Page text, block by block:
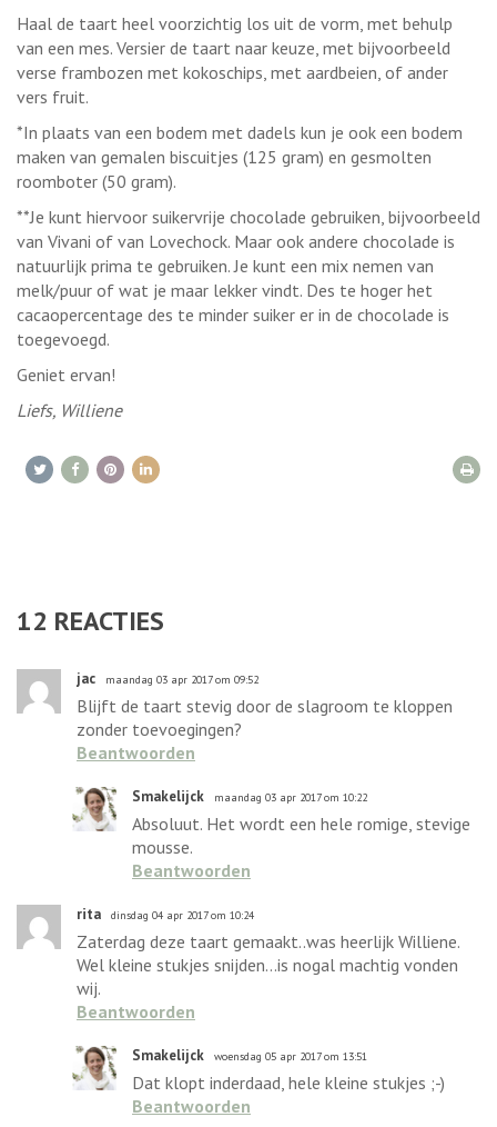
Haal de taart heel voorzichtig los uit de vorm, met behulp
van een mes. Versier de taart naar keuze, met bijvoorbeeld
verse frambozen met kokoschips, met aardbeien, of ander
vers fruit.
*In plaats van een bodem met dadels kun je ook een bodem
maken van gemalen biscuitjes (125 gram) en gesmolten
roomboter (50 gram).
**Je kunt hiervoor suikervrije chocolade gebruiken, bijvoorbeeld
van Vivani of van Lovechock. Maar ook andere chocolade is
natuurlijk prima te gebruiken. Je kunt een mix nemen van
melk/puur of wat je maar lekker vindt. Des te hoger het
cacaopercentage des te minder suiker er in de chocolade is
toegevoegd.
Geniet ervan!
Liefs, Williene
12 REACTIES
jac maandag 03 apr 2017 om 09:52
Blijft de taart stevig door de slagroom te kloppen
zonder toevoegingen?
Beantwoorden
Smakelijck maandag 03 apr 2017 om 10:22
Absoluut. Het wordt een hele romige, stevige
mousse.
Beantwoorden
rita dinsdag 04 apr 2017 om 10:24
Zaterdag deze taart gemaakt..was heerlijk Williene.
Wel kleine stukjes snijden...is nogal machtig vonden
wij.
Beantwoorden
Smakelijck woensdag 05 apr 2017 om 13:51
Dat klopt inderdaad, hele kleine stukjes ;-)
Beantwoorden